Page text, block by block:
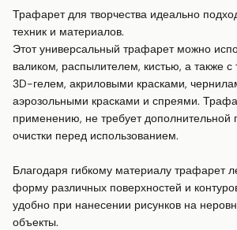
Трафарет для творчества идеально
техник и материалов.
Этот универсальный трафарет можно
валиком, распылителем, кистью, а также с
3D-гелем, акриловыми красками,
аэрозольными красками и спреями.
применению, не требует дополнительной
очистки перед использованием.
Благодаря гибкому материалу трафарет
форму различных поверхностей и
удобно при нанесении рисунков на
объекты.